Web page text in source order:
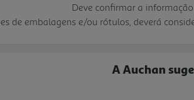
Deve confirmar a
de embalagens e/ou rótulos, deverá
A Auchan